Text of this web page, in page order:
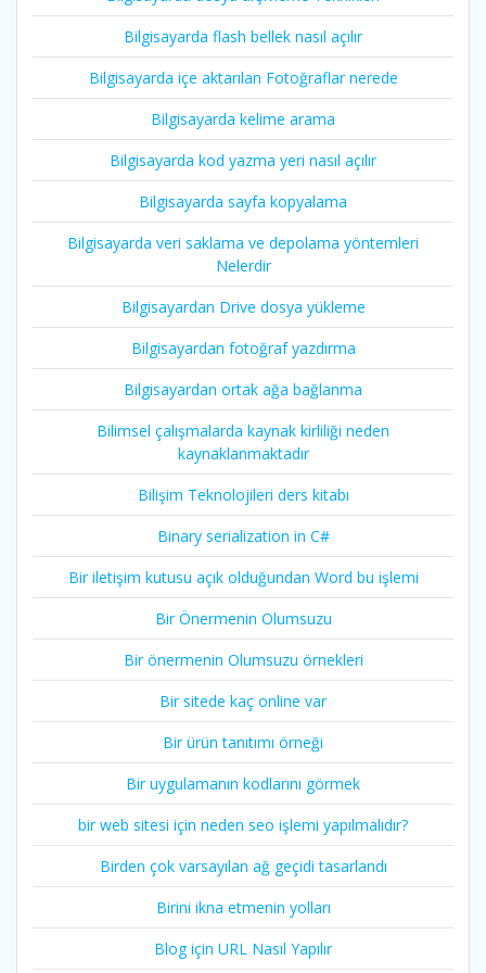
Bilgisayarda flash bellek nasıl açılır
Bilgisayarda içe aktarılan Fotoğraflar nerede
Bilgisayarda kelime arama
Bilgisayarda kod yazma yeri nasıl açılır
Bilgisayarda sayfa kopyalama
Bilgisayarda veri saklama ve depolama yöntemleri
Nelerdir
Bilgisayardan Drive dosya yükleme
Bilgisayardan fotoğraf yazdırma
Bilgisayardan ortak ağa bağlanma
Bilimsel çalışmalarda kaynak kirliliği neden
kaynaklanmaktadır
Bilişim Teknolojileri ders kitabı
Binary serialization in C#
Bir iletişim kutusu açık olduğundan Word bu işlemi
Bir Önermenin Olumsuzu
Bir önermenin Olumsuzu örnekleri
Bir sitede kaç online var
Bir ürün tanıtımı örneği
Bir uygulamanın kodlarını görmek
bir web sitesi için neden seo işlemi yapılmalıdır?
Birden çok varsayılan ağ geçidi tasarlandı
Birini ikna etmenin yolları
Blog için URL Nasıl Yapılır